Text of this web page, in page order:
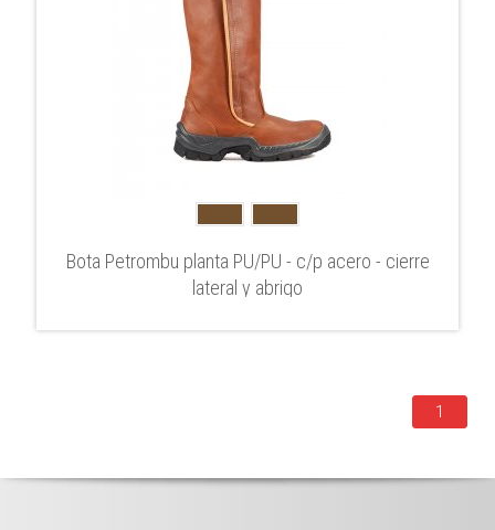
Bota Petrombu planta PU/PU - c/p acero - cierre
lateral y abrigo
1